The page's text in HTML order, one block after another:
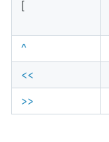
[
^
<<
>>